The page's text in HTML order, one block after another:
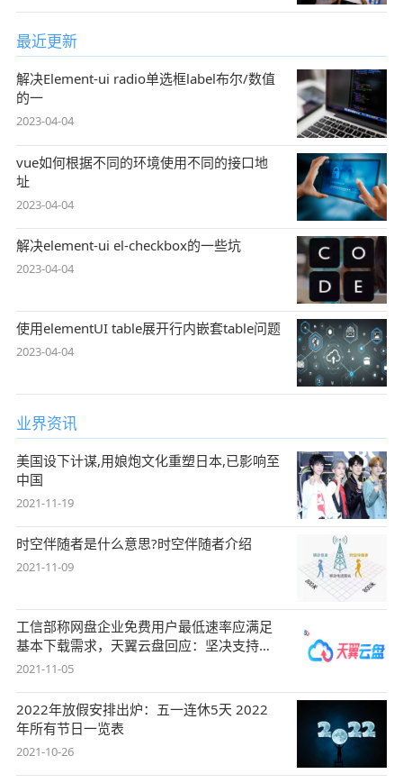
最近更新
解决Element-ui radio单选框label布尔/数值
的一
2023-04-04
vue如何根据不同的环境使用不同的接口地
址
2023-04-04
解决element-ui el-checkbox的一些坑
2023-04-04
使用elementUI table展开行内嵌套table问题
2023-04-04
业界资讯
美国设下计谋,用娘炮文化重塑日本,已影响至
中国
2021-11-19
时空伴随者是什么意思?时空伴随者介绍
2021-11-09
工信部称网盘企业免费用户最低速率应满足
基本下载需求，天翼云盘回应：坚决支持，
始终
2021-11-05
2022年放假安排出炉：五一连休5天 2022
年所有节日一览表
2021-10-26